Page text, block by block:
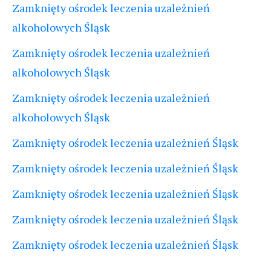
Zamknięty ośrodek leczenia uzależnień
alkoholowych Śląsk
Zamknięty ośrodek leczenia uzależnień
alkoholowych Śląsk
Zamknięty ośrodek leczenia uzależnień
alkoholowych Śląsk
Zamknięty ośrodek leczenia uzależnień Śląsk
Zamknięty ośrodek leczenia uzależnień Śląsk
Zamknięty ośrodek leczenia uzależnień Śląsk
Zamknięty ośrodek leczenia uzależnień Śląsk
Zamknięty ośrodek leczenia uzależnień Śląsk